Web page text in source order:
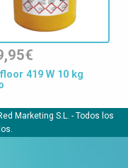
419 W 10 kg
Marketing S.L. - Todos los